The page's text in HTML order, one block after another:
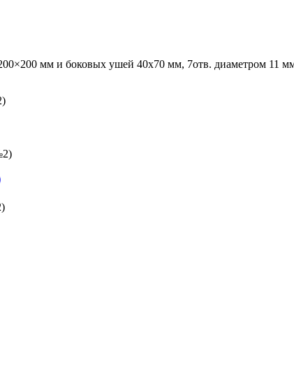
мм и боковых ушей 40х70 мм, 7отв. диаметром 11